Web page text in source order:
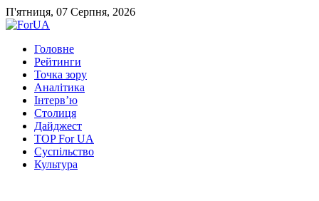
П'ятниця, 07 Серпня, 2026
Головне
Рейтинги
Точка зору
Аналітика
Інтерв’ю
Столиця
Дайджест
TOP For UA
Суспiльство
Культура